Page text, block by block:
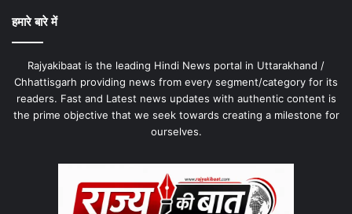
हमारे बारे में
Rajyakibaat is the leading Hindi News portal in Uttarakhand /
Chhattisgarh providing news from every segment/category for its
readers. Fast and Latest news updates with authentic content is
the prime objective that we seek towards creating a milestone for
ourselves.